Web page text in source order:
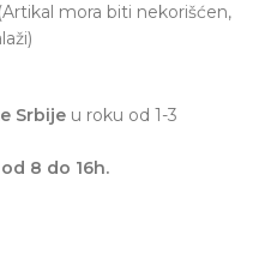
mora biti nekorišćen,
Srbije u roku od 1-3
8 do 16h.